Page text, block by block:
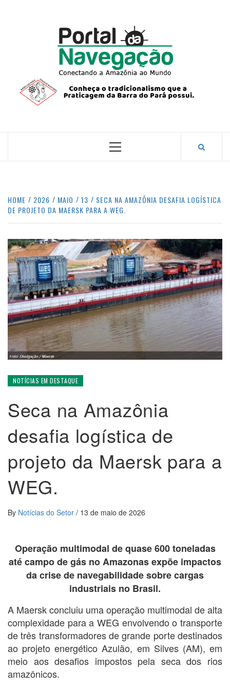
CONECTANDO A AMAZÔNIA COM O MUNDO.
Primary
HOME 2026 MAIO 13
SECA NA AMAZÔNIA DESAFIA LOGÍSTICA
DE PROJETO DA MAERSK PARA A WEG.
NOTÍCIAS EM DESTAQUE
Seca na Amazônia
desafia logística de
projeto da Maersk para a
WEG.
By Notícias do Setor / 13 de maio de 2026
Operação multimodal de quase 600 toneladas
até campo de gás no Amazonas expõe impactos
da crise de navegabilidade sobre cargas
industriais no Brasil.
A Maersk concluiu uma operação multimodal de alta
complexidade para a WEG envolvendo o transporte
de três transformadores de grande porte destinados
ao projeto energético Azulão, em Silves (AM), em
meio aos desafios impostos pela seca dos rios
amazônicos.